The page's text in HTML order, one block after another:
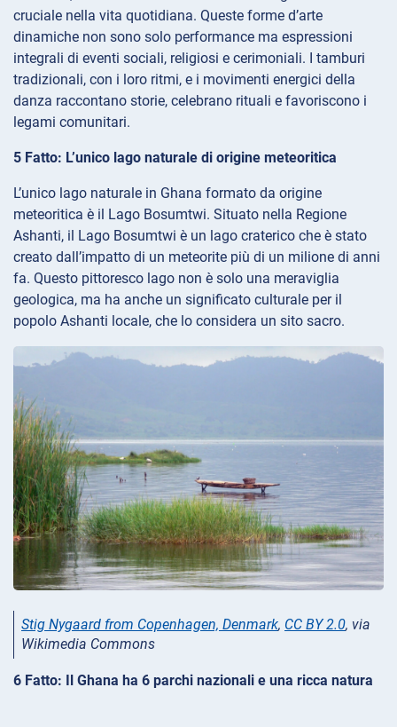
cruciale nella vita quotidiana. Queste forme d’arte
dinamiche non sono solo performance ma espressioni
integrali di eventi sociali, religiosi e cerimoniali. I tamburi
tradizionali, con i loro ritmi, e i movimenti energici della
danza raccontano storie, celebrano rituali e favoriscono i
legami comunitari.
5 Fatto: L’unico lago naturale di origine meteoritica
L’unico lago naturale in Ghana formato da origine
meteoritica è il Lago Bosumtwi. Situato nella Regione
Ashanti, il Lago Bosumtwi è un lago craterico che è stato
creato dall’impatto di un meteorite più di un milione di anni
fa. Questo pittoresco lago non è solo una meraviglia
geologica, ma ha anche un significato culturale per il
popolo Ashanti locale, che lo considera un sito sacro.
Stig Nygaard from Copenhagen, Denmark, CC BY 2.0, via
Wikimedia Commons
6 Fatto: Il Ghana ha 6 parchi nazionali e una ricca natura